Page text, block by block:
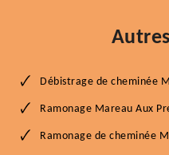
Débistrage de cheminée
Ramonage Mareau Aux
Ramonage de cheminée